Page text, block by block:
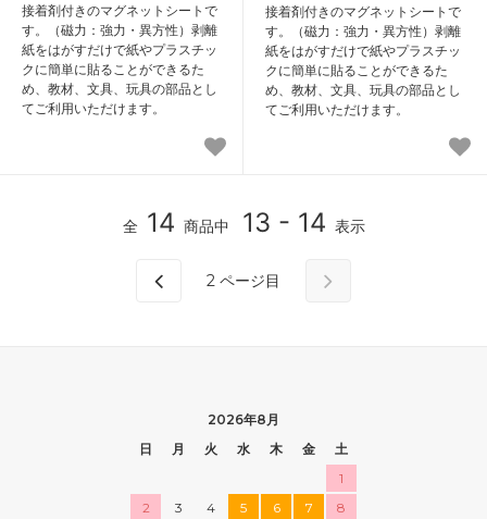
接着剤付きのマグネットシートで
す。（磁力：強力・異方性）剥離
紙をはがすだけで紙やプラスチッ
クに簡単に貼ることができるた
め、教材、文具、玩具の部品とし
てご利用いただけます。
接着剤付きのマグネットシートで
す。（磁力：強力・異方性）剥離
紙をはがすだけで紙やプラスチッ
クに簡単に貼ることができるた
め、教材、文具、玩具の部品とし
てご利用いただけます。
全 14 商品中 13 - 14 表示
2 ページ目
2026年8月
日
月 火 水 木 金
土
1
2
3 4 5 6 7
8